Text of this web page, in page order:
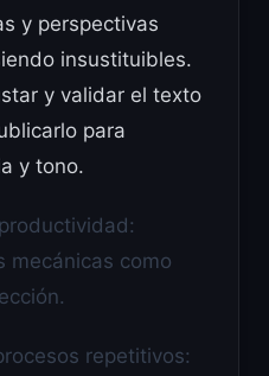
y perspectivas
insustituibles.
y validar el texto
para
y tono.
mecánicas como
repetitivos: